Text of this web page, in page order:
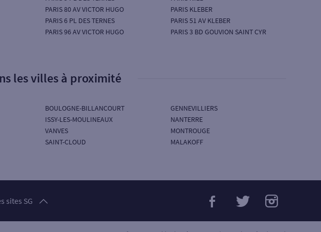
PARIS 80 AV VICTOR HUGO
PARIS 6 PL DES TERNES
PARIS 96 AV VICTOR HUGO
PARIS KLEBER
PARIS 51 AV KLEBER
PARIS 3 BD GOUVION SAINT CYR
les villes à proximité
BOULOGNE-BILLANCOURT
ISSY-LES-MOULINEAUX
VANVES
SAINT-CLOUD
GENNEVILLIERS
NANTERRE
MONTROUGE
MALAKOFF
sites SG